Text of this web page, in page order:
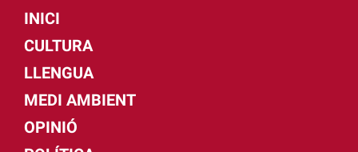
INICI
CULTURA
LLENGUA
MEDI AMBIENT
OPINIÓ